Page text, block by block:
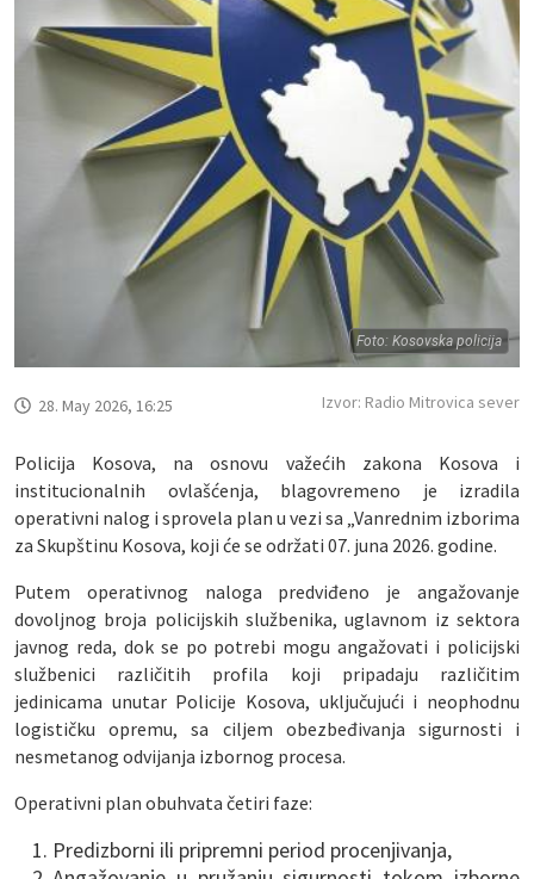
Foto: Kosovska policija
28. May 2026, 16:25 Izvor: Radio Mitrovica sever
Policija Kosova, na osnovu važećih zakona Kosova i
institucionalnih ovlašćenja, blagovremeno je izradila
operativni nalog i sprovela plan u vezi sa „Vanrednim izborima
za Skupštinu Kosova, koji će se održati 07. juna 2026. godine.
Putem operativnog naloga predviđeno je angažovanje
dovoljnog broja policijskih službenika, uglavnom iz sektora
javnog reda, dok se po potrebi mogu angažovati i policijski
službenici različitih profila koji pripadaju različitim
jedinicama unutar Policije Kosova, uključujući i neophodnu
logističku opremu, sa ciljem obezbeđivanja sigurnosti i
nesmetanog odvijanja izbornog procesa.
Operativni plan obuhvata četiri faze:
Predizborni ili pripremni period procenjivanja,